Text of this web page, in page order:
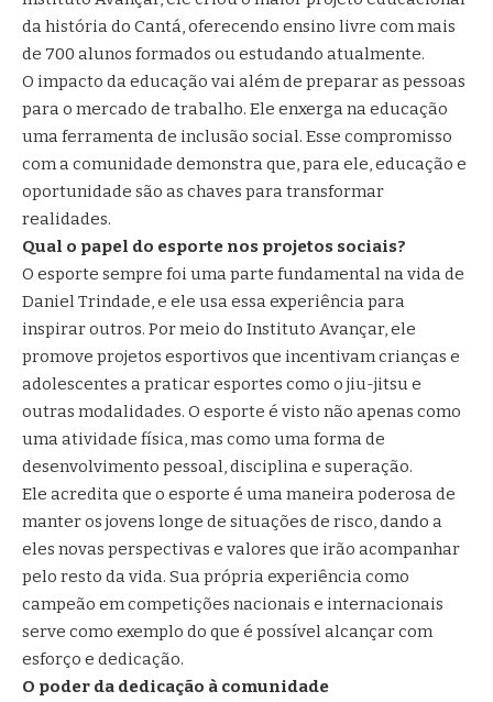
da história do Cantá, oferecendo ensino livre com mais
de 700 alunos formados ou estudando atualmente.
O impacto da educação vai além de preparar as pessoas
para o mercado de trabalho. Ele enxerga na educação
uma ferramenta de inclusão social. Esse compromisso
com a comunidade demonstra que, para ele, educação e
oportunidade são as chaves para transformar
realidades.
Qual o papel do esporte nos projetos sociais?
O esporte sempre foi uma parte fundamental na vida de
Daniel Trindade, e ele usa essa experiência para
inspirar outros. Por meio do Instituto Avançar, ele
promove projetos esportivos que incentivam crianças e
adolescentes a praticar esportes como o jiu-jitsu e
outras modalidades. O esporte é visto não apenas como
uma atividade física, mas como uma forma de
desenvolvimento pessoal, disciplina e superação.
Ele acredita que o esporte é uma maneira poderosa de
manter os jovens longe de situações de risco, dando a
eles novas perspectivas e valores que irão acompanhar
pelo resto da vida. Sua própria experiência como
campeão em competições nacionais e internacionais
serve como exemplo do que é possível alcançar com
esforço e dedicação.
O poder da dedicação à comunidade